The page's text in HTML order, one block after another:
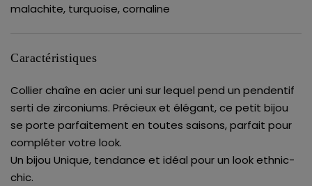
malachite, turquoise, cornaline
Caractéristiques
Collier chaîne en acier uni sur lequel pend un pendentif
serti de zirconiums. Précieux et élégant, ce petit bijou
se porte parfaitement en toutes saisons, parfait pour
compléter votre look.
Un bijou Unique, tendance et idéal pour un look ethnic-
chic.